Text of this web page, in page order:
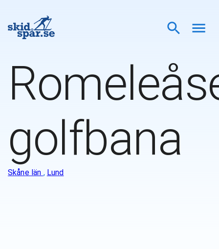
golfbana
Skåne län , Lund